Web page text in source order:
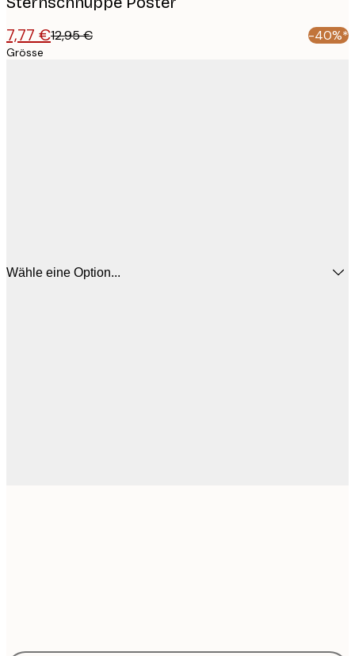
7,77 €12,95 € -40%*
Grösse
Wähle eine Option...